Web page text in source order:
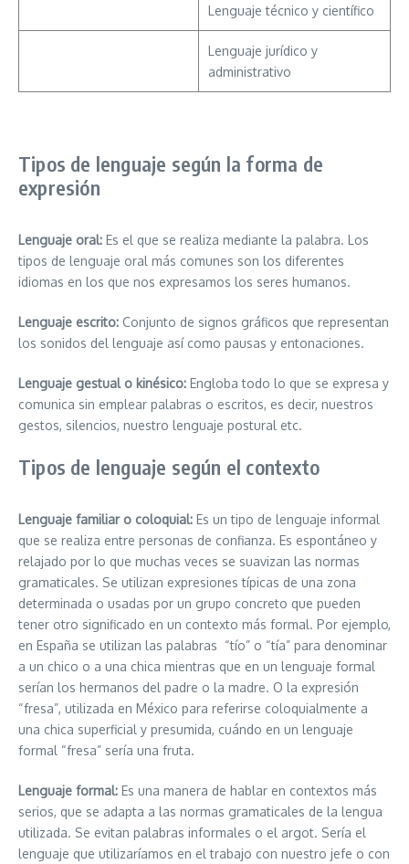
Lenguaje técnico y científico
Lenguaje jurídico y
administrativo
Tipos de lenguaje según la forma de
expresión
Lenguaje oral: Es el que se realiza mediante la palabra. Los
tipos de lenguaje oral más comunes son los diferentes
idiomas en los que nos expresamos los seres humanos.
Lenguaje escrito: Conjunto de signos gráficos que representan
los sonidos del lenguaje así como pausas y entonaciones.
Lenguaje gestual o kinésico: Engloba todo lo que se expresa y
comunica sin emplear palabras o escritos, es decir, nuestros
gestos, silencios, nuestro lenguaje postural etc.
Tipos de lenguaje según el contexto
Lenguaje familiar o coloquial: Es un tipo de lenguaje informal
que se realiza entre personas de confianza. Es espontáneo y
relajado por lo que muchas veces se suavizan las normas
gramaticales. Se utilizan expresiones típicas de una zona
determinada o usadas por un grupo concreto que pueden
tener otro significado en un contexto más formal. Por ejemplo,
en España se utilizan las palabras “tío” o “tía” para denominar
a un chico o a una chica mientras que en un lenguaje formal
serían los hermanos del padre o la madre. O la expresión
“fresa”, utilizada en México para referirse coloquialmente a
una chica superficial y presumida, cuándo en un lenguaje
formal “fresa” sería una fruta.
Lenguaje formal: Es una manera de hablar en contextos más
serios, que se adapta a las normas gramaticales de la lengua
utilizada. Se evitan palabras informales o el argot. Sería el
lenguaje que utilizaríamos en el trabajo con nuestro jefe o con